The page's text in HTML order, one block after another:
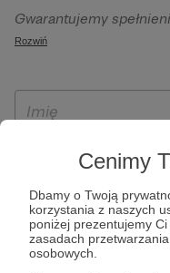
Cenimy
Dbamy o Twoją
korzystania z naszych
poniżej prezentujemy
zasadach
osobowych.
092 Warszawa. Twoje
szczególności w celu
Patronite.pl, w tym
otrzymywania wsparcia
Gwarantujemy
wynikających z
ich przenoszenia,
wyrażenia sprzeciwu
osobowych.
jest po przekazaniu
założenie konta przez
dostępny jest na
Rozwiń